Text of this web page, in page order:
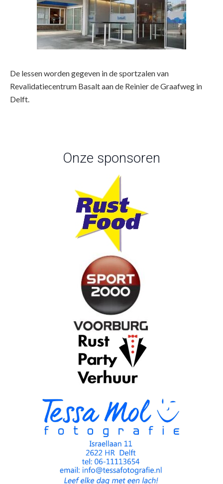
De lessen worden gegeven in de sportzalen van
Revalidatiecentrum Basalt aan de Reinier de Graafweg in
Delft.
Onze sponsoren